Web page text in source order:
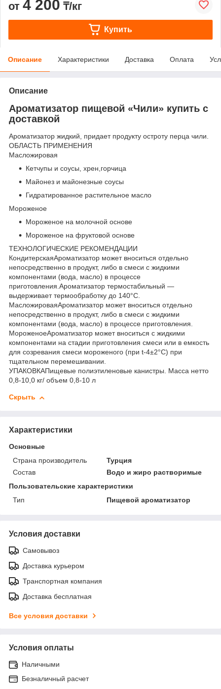
от 4 200 ₸/кг
Купить
Описание Характеристики Доставка Оплата
Описание
Ароматизатор пищевой «Чили» купить с
доставкой
Ароматизатор жидкий, придает продукту остроту перца чили.
ОБЛАСТЬ ПРИМЕНЕНИЯ
Масложировая
Кетчупы и соусы, хрен,горчица
Майонез и майонезные соусы
Гидратированное растительное масло
Мороженое
Мороженое на молочной основе
Мороженое на фруктовой основе
ТЕХНОЛОГИЧЕСКИЕ РЕКОМЕНДАЦИИ
КондитерскаяАроматизатор может вноситься отдельно
непосредственно в продукт, либо в смеси с жидкими
компонентами (вода, масло) в процессе
приготовления.Ароматизатор термостабильный —
выдерживает термообработку до 140°С.
МасложироваяАроматизатор может вноситься отдельно
непосредственно в продукт, либо в смеси с жидкими
компонентами (вода, масло) в процессе приготовления.
МороженоеАроматизатор может вноситься с жидкими
компонентами на стадии приготовления смеси или в емкость
для созревания смеси мороженого (при t-4±2°C) при
тщательном перемешивании.
УПАКОВКАПищевые полиэтиленовые канистры. Масса нетто
0,8-10,0 кг/ объем 0,8-10 л
Скрыть
Характеристики
Основные
Страна производитель
Турция
Состав
Водо и жиро растворимые
Пользовательские характеристики
Тип
Пищевой ароматизатор
Условия доставки
Самовывоз
Доставка курьером
Транспортная компания
Доставка бесплатная
Все условия доставки
Условия оплаты
Наличными
Безналичный расчет